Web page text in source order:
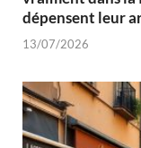
dépensent leur
13/07/2026